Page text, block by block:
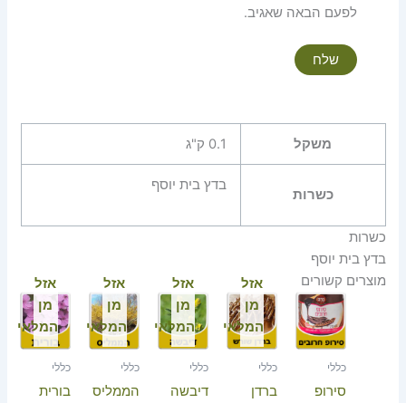
לפעם הבאה שאגיב.
משקל 0.1 ק"ג
כשרות
בדץ בית יוסף
כשרות
בדץ בית יוסף
מוצרים קשורים
כללי
סירופ
אזל
מן
המלאי
כללי
ברדן
אזל
מן
המלאי
כללי
דיבשה
אזל
מן
המלאי
כללי
הממליס
אזל
מן
המלאי
כללי
בורית